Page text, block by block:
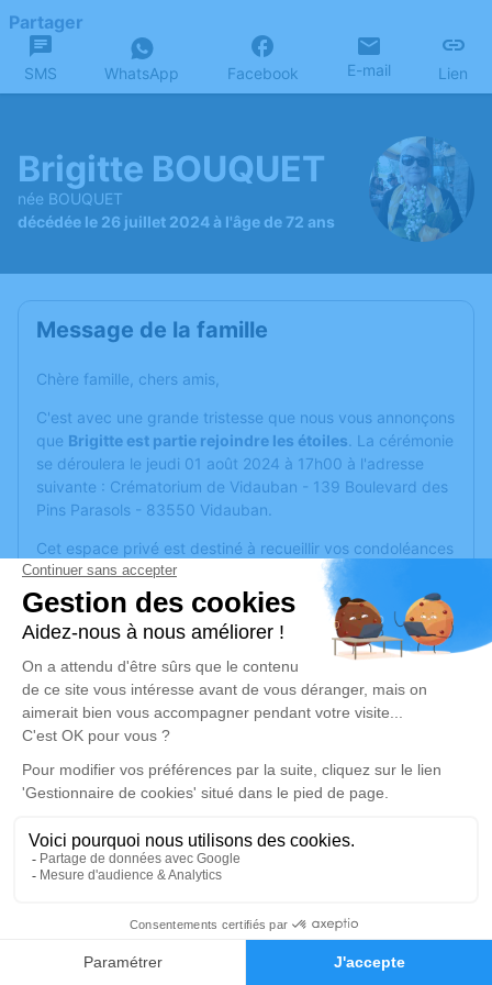
Faire-part Hommages
Partager
SMS WhatsApp Facebook E-mail Lien
Brigitte BOUQUET
née BOUQUET
décédée le 26 juillet 2024 à l'âge de 72 ans
Message de la famille
Chère famille, chers amis,
C'est avec une grande tristesse que nous vous annonçons
que Brigitte est partie rejoindre les étoiles . La cérémonie
se déroulera le jeudi 01 août 2024 à 17h00 à l'adresse
suivante : Crématorium de Vidauban - 139 Boulevard des
Pins Parasols - 83550 Vidauban.
Cet espace privé est destiné à recueillir vos condoléances
ou le souvenir d’un moment passé.
Un service de plantation d’arbre hommage est disponible
ici.
Je rends hommage
Cérémonie civile
jeudi 01 août 2024 à 17h00
139 Boulevard des Pins Parasols
83550 Vidauban
Je rends hommage